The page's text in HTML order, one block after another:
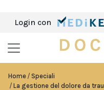
Login con
Home
Speciali
La gestione del dolore da